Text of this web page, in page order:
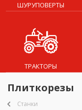
ШУРУПОВЕРТЫ
ТРАКТОРЫ
Плиткорезы
Станки